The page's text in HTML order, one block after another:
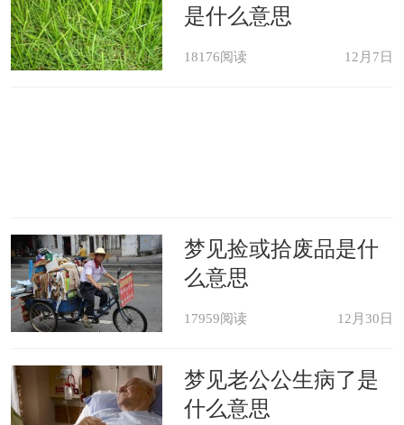
是什么意思
18176阅读 12月7日
梦见捡或拾废品是什
么意思
17959阅读 12月30日
梦见老公公生病了是
什么意思